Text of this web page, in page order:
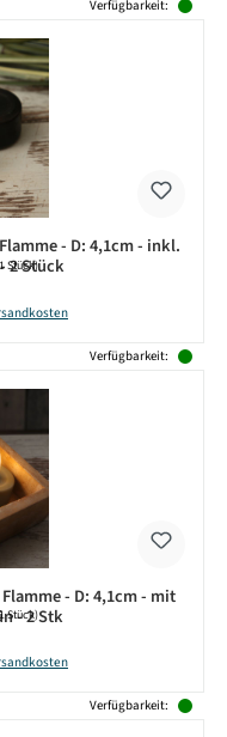
Verfügbarkeit:
- D: 4,1cm - inkl.
2 Stück
Stück)
Verfügbarkeit:
- D: 4,1cm - mit
- 2 Stk
Stück)
Verfügbarkeit: